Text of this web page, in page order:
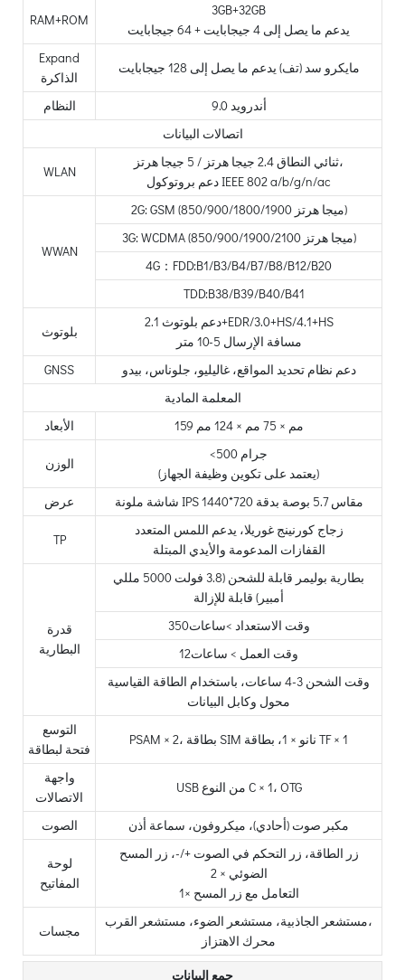
RAM+ROM
3GB+32GB
يدعم ما يصل إلى 4 جيجابايت + 64 جيجابايت
Expand
الذاكرة
مايكرو سد (تف) يدعم ما يصل إلى 128 جيجابايت
النظام
أندرويد 9.0
اتصالات البيانات
WLAN
ثنائي النطاق 2.4 جيجا هرتز / 5 جيجا هرتز،
دعم بروتوكول IEEE 802 a/b/g/n/ac
WWAN
2G: GSM (850/900/1800/1900 ميجا هرتز)
3G: WCDMA (850/900/1900/2100 ميجا هرتز)
4G：FDD:B1/B3/B4/B7/B8/B12/B20
TDD:B38/B39/B40/B41
بلوتوث
دعم بلوتوث 2.1+EDR/3.0+HS/4.1+HS
مسافة الإرسال 5-10 متر
GNSS
دعم نظام تحديد المواقع، غاليليو، جلوناس، بيدو
المعلمة المادية
الأبعاد
159 مم × 75 مم × 124 مم
الوزن
<500 جرام
(يعتمد على تكوين وظيفة الجهاز)
عرض
شاشة ملونة IPS مقاس 5.7 بوصة بدقة 720*1440
TP
زجاج كورنينج غوريلا، يدعم اللمس المتعدد
القفازات المدعومة والأيدي المبتلة
قدرة
البطارية
بطارية بوليمر قابلة للشحن (3.8 فولت 5000 مللي
أمبير) قابلة للإزالة
وقت الاستعداد >ساعات350
وقت العمل > ساعات12
وقت الشحن 3-4 ساعات، باستخدام الطاقة القياسية
محول وكابل البيانات
التوسع
فتحة لبطاقة
PSAM × 2، بطاقة SIM نانو × 1، بطاقة TF × 1
واجهة
الاتصالات
USB من النوع C × 1، OTG
الصوت مكبر صوت (أحادي)، ميكروفون، سماعة أذن
لوحة
المفاتيح
زر الطاقة، زر التحكم في الصوت +/-، زر المسح
الضوئي × 2
التعامل مع زر المسح ×1
مجسات
مستشعر الجاذبية، مستشعر الضوء، مستشعر القرب،
محرك الاهتزاز
جمع البيانات